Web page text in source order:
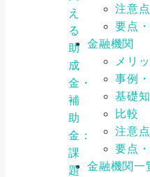
え
る
助
成
金・
補
助
金：
課
題
注意
要点
金融機関
メリ
事例
基礎
比較
注意
要点
金融機関一